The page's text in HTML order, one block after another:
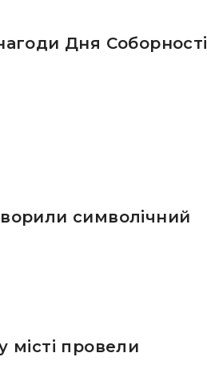
Дня Соборності
символічний
місті провели